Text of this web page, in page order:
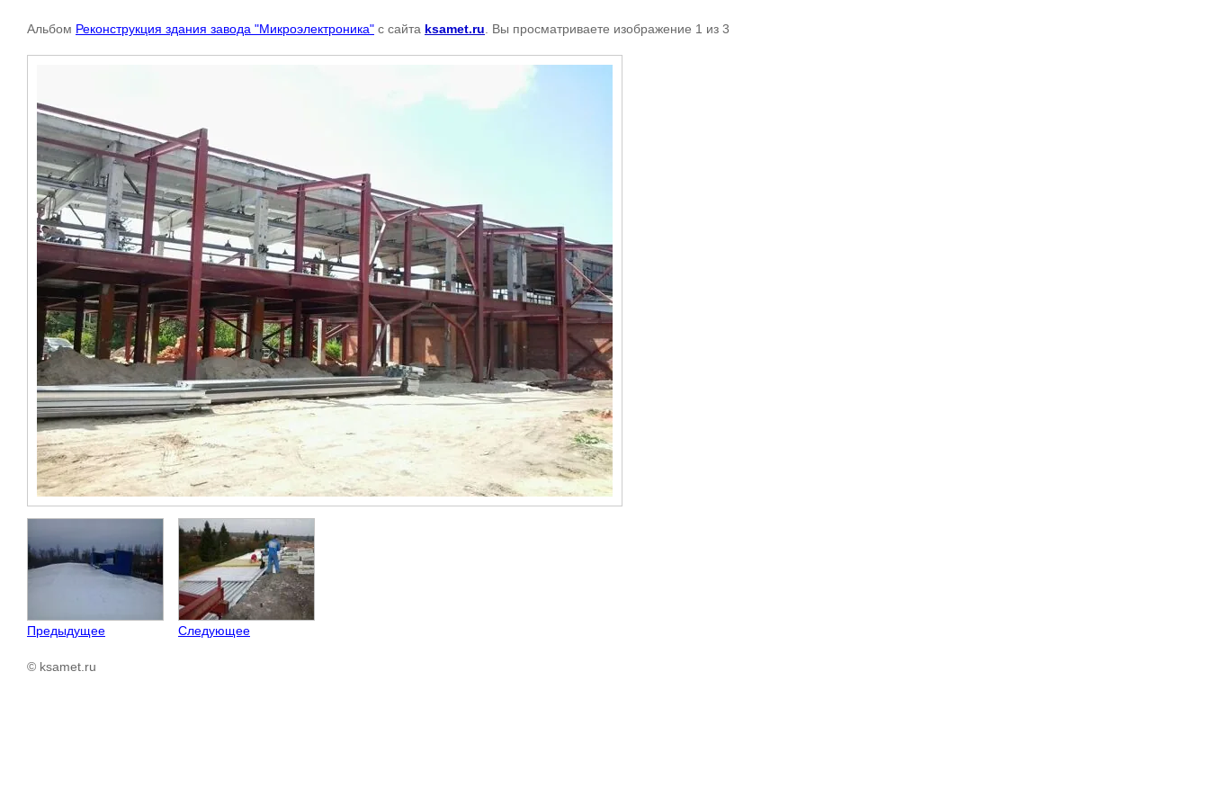
Альбом Реконструкция здания завода "Микроэлектроника" с сайта ksamet.ru . Вы просматриваете изображение 1 из 3
Предыдущее Следующее
© ksamet.ru